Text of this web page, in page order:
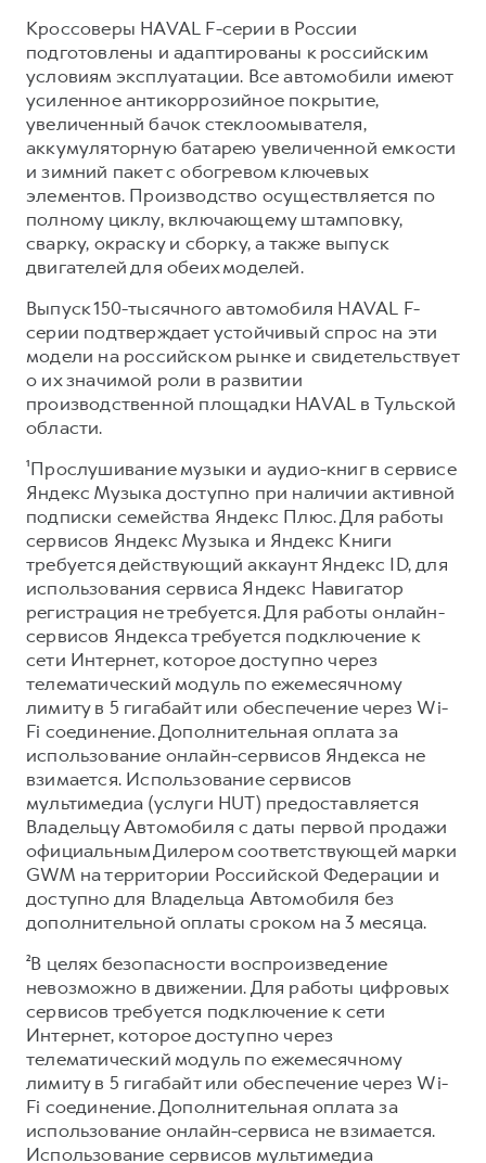
Кроссоверы HAVAL F-серии в России
подготовлены и адаптированы к российским
условиям эксплуатации. Все автомобили имеют
усиленное антикоррозийное покрытие,
увеличенный бачок стеклоомывателя,
аккумуляторную батарею увеличенной емкости
и зимний пакет с обогревом ключевых
элементов. Производство осуществляется по
полному циклу, включающему штамповку,
сварку, окраску и сборку, а также выпуск
двигателей для обеих моделей.
Выпуск 150-тысячного автомобиля HAVAL F-
серии подтверждает устойчивый спрос на эти
модели на российском рынке и свидетельствует
о их значимой роли в развитии
производственной площадки HAVAL в Тульской
области.
¹Прослушивание музыки и аудио-книг в сервисе
Яндекс Музыка доступно при наличии активной
подписки семейства Яндекс Плюс. Для работы
сервисов Яндекс Музыка и Яндекс Книги
требуется действующий аккаунт Яндекс ID, для
использования сервиса Яндекс Навигатор
регистрация не требуется. Для работы онлайн-
сервисов Яндекса требуется подключение к
сети Интернет, которое доступно через
телематический модуль по ежемесячному
лимиту в 5 гигабайт или обеспечение через Wi-
Fi соединение. Дополнительная оплата за
использование онлайн-сервисов Яндекса не
взимается. Использование сервисов
мультимедиа (услуги HUT) предоставляется
Владельцу Автомобиля с даты первой продажи
официальным Дилером соответствующей марки
GWM на территории Российской Федерации и
доступно для Владельца Автомобиля без
дополнительной оплаты сроком на 3 месяца.
²В целях безопасности воспроизведение
невозможно в движении. Для работы цифровых
сервисов требуется подключение к сети
Интернет, которое доступно через
телематический модуль по ежемесячному
лимиту в 5 гигабайт или обеспечение через Wi-
Fi соединение. Дополнительная оплата за
использование онлайн-сервиса не взимается.
Использование сервисов мультимедиа